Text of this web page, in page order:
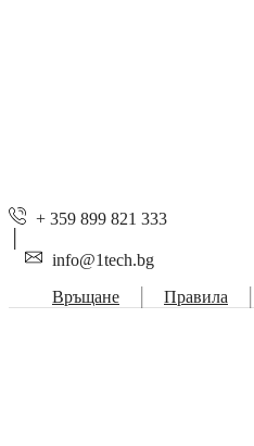
+ 359 899 821 333
info@1tech.bg
Връщане
Правила